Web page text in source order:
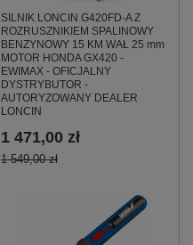
SILNIK LONCIN G420FD-A Z
ROZRUSZNIKIEM SPALINOWY
BENZYNOWY 15 KM WAŁ 25 mm
MOTOR HONDA GX420 -
EWIMAX - OFICJALNY
DYSTRYBUTOR -
AUTORYZOWANY DEALER
LONCIN
1 471,00 zł
1 549,00 zł